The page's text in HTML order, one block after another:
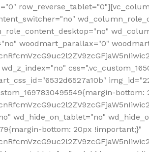
woodmart_parallax="0"
bottom:
wd_hide_on_tablet="no"
bottom: 20px !important;}"